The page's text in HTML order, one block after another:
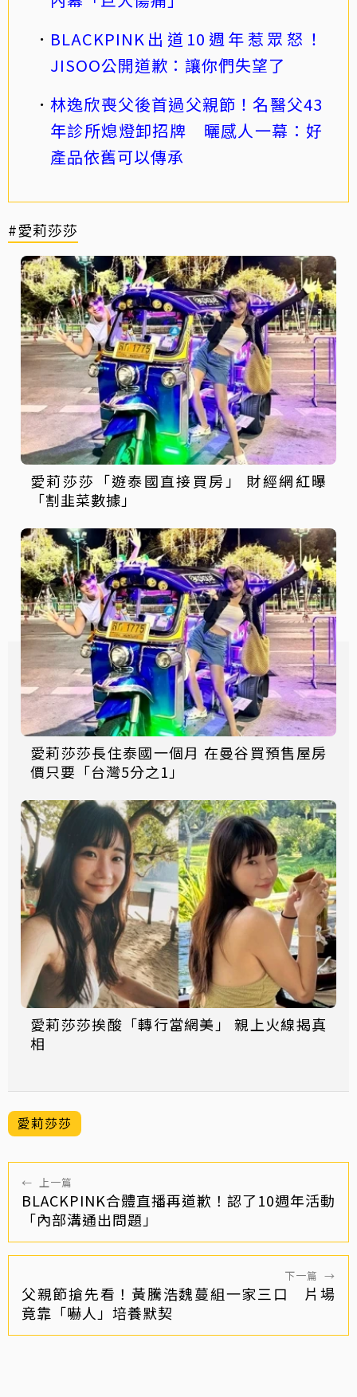
BLACKPINK出道10週年惹眾怒！
JISOO公開道歉：讓你們失望了
林逸欣喪父後首過父親節！名醫父43
年診所熄燈卸招牌 曬感人一幕：好
產品依舊可以傳承
#愛莉莎莎
愛莉莎莎「遊泰國直接買房」 財經網紅曝
「割韭菜數據」
愛莉莎莎長住泰國一個月 在曼谷買預售屋房
價只要「台灣5分之1」
愛莉莎莎挨酸「轉行當網美」 親上火線揭真
相
愛莉莎莎
← 上一篇
BLACKPINK合體直播再道歉！認了10週年活動
「內部溝通出問題」
下一篇 →
父親節搶先看！黃騰浩魏蔓組一家三口 片場
竟靠「嚇人」培養默契